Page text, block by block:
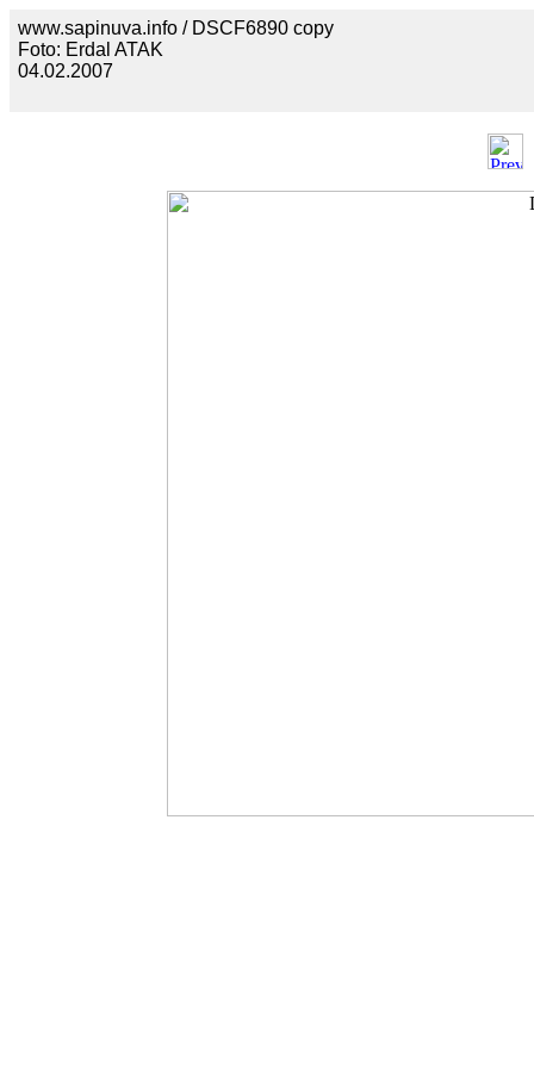
www.sapinuva.info / DSCF6890 copy
Foto: Erdal ATAK
04.02.2007